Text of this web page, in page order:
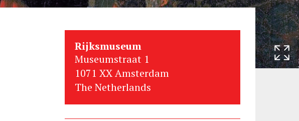
Rijksmuseum
Museumstraat 1
1071 XX Amsterdam
The Netherlands